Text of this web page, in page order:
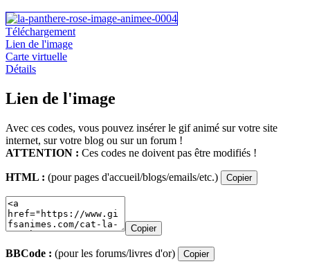
Téléchargement
Lien de l'image
Carte virtuelle
Détails
Lien de l'image
Avec ces codes, vous pouvez insérer le gif animé sur votre site
internet, sur votre blog ou sur un forum !
ATTENTION : Ces codes ne doivent pas être modifiés !
HTML : (pour pages d'accueil/blogs/emails/etc.) Copier
Copier
BBCode : (pour les forums/livres d'or) Copier